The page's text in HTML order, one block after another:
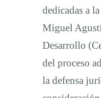
de
dedicadas a
Miguel
Desarrollo
del proceso
la defensa